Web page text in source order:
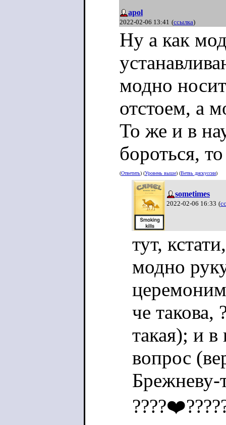
apol
2022-02-06 13:41 (ссылка)
Ну а как
модно
отстоем, а
То же и в
бороться,
(Ответить) (Уровень выше) (Ветвь дискуссии)
sometimes
2022-02-06 16:33 (
тут,
модно
че такова,
такая); и
вопрос
Брежневу-